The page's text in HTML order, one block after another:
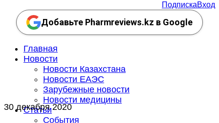
ПодпискаВход
Добавьте Pharmreviews.kz в Google
Главная
Новости
Новости Казахстана
Новости ЕАЭС
Зарубежные новости
Новости медицины
Статьи
События
30 декабря 2020